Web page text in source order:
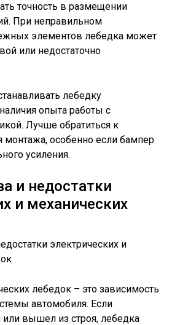
точность в размещении
При неправильном
элементов лебедка может
или недостаточно
лебедку
опыта работы с
Лучше обратиться к
монтажа, особенно если бампер
усиления.
и недостатки
и механических
лебедок – это зависимость
автомобиля. Если
или вышел из строя, лебедка